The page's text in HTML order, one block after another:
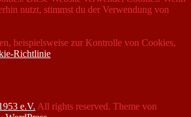
nutzt, stimmst du der Verwendung von
beispielsweise zur Kontrolle von Cookies,
Richtlinie
e.V. All rights reserved. Theme von